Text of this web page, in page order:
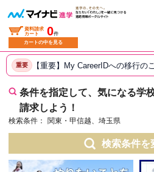
資料請求
カート
0件
カートの中を見る
重要 【重要】My CareerIDへの移行の
条件を指定して、気になる学
請求しよう！
検索条件： 関東・甲信越、埼玉県
検索条件を